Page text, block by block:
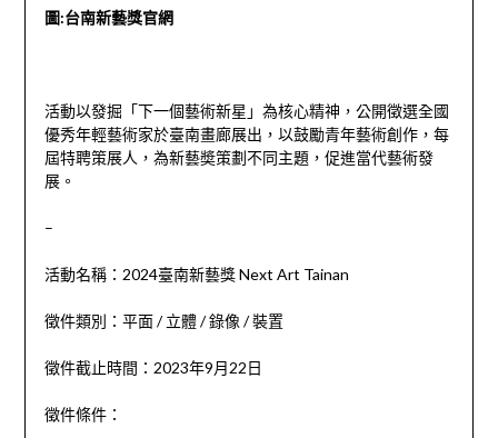
圖:台南新藝獎官網
活動以發掘「下一個藝術新星」為核心精神，公開徵選全國
優秀年輕藝術家於臺南畫廊展出，以鼓勵青年藝術創作，每
屆特聘策展人，為新藝奬策劃不同主題，促進當代藝術發
展。
–
活動名稱：2024臺南新藝獎 Next Art Tainan
徵件類別：平面 / 立體 / 錄像 / 裝置
徵件截止時間：2023年9月22日
徵件條件：